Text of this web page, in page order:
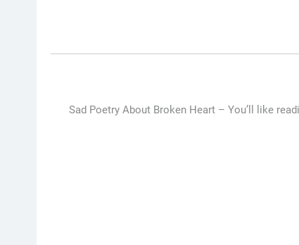
Sad Poetry About Broken Heart – You’ll like